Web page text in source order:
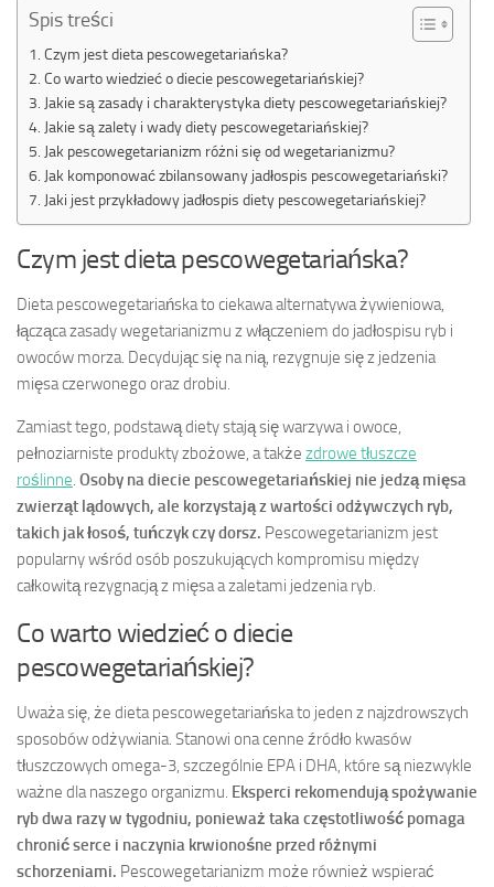
Spis treści
Czym jest dieta pescowegetariańska?
Co warto wiedzieć o diecie pescowegetariańskiej?
Jakie są zasady i charakterystyka diety pescowegetariańskiej?
Jakie są zalety i wady diety pescowegetariańskiej?
Jak pescowegetarianizm różni się od wegetarianizmu?
Jak komponować zbilansowany jadłospis pescowegetariański?
Jaki jest przykładowy jadłospis diety pescowegetariańskiej?
Czym jest dieta pescowegetariańska?
Dieta pescowegetariańska to ciekawa alternatywa żywieniowa,
łącząca zasady wegetarianizmu z włączeniem do jadłospisu ryb i
owoców morza. Decydując się na nią, rezygnuje się z jedzenia
mięsa czerwonego oraz drobiu.
Zamiast tego, podstawą diety stają się warzywa i owoce,
pełnoziarniste produkty zbożowe, a także zdrowe tłuszcze
roślinne. Osoby na diecie pescowegetariańskiej nie jedzą mięsa
zwierząt lądowych, ale korzystają z wartości odżywczych ryb,
takich jak łosoś, tuńczyk czy dorsz. Pescowegetarianizm jest
popularny wśród osób poszukujących kompromisu między
całkowitą rezygnacją z mięsa a zaletami jedzenia ryb.
Co warto wiedzieć o diecie
pescowegetariańskiej?
Uważa się, że dieta pescowegetariańska to jeden z najzdrowszych
sposobów odżywiania. Stanowi ona cenne źródło kwasów
tłuszczowych omega-3, szczególnie EPA i DHA, które są niezwykle
ważne dla naszego organizmu. Eksperci rekomendują spożywanie
ryb dwa razy w tygodniu, ponieważ taka częstotliwość pomaga
chronić serce i naczynia krwionośne przed różnymi
schorzeniami. Pescowegetarianizm może również wspierać